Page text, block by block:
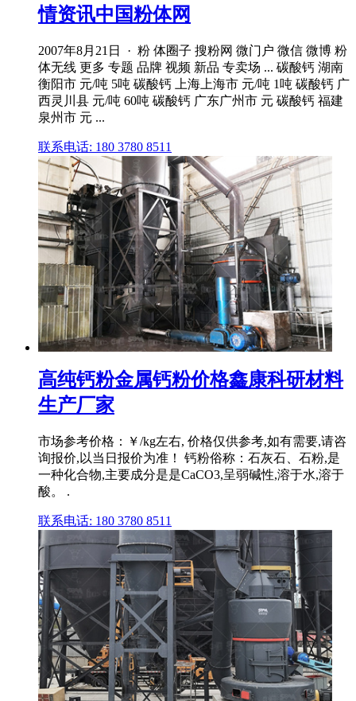
情资讯中国粉体网
2007年8月21日 · 粉 体圈子 搜粉网 微门户 微信 微博 粉
体无线 更多 专题 品牌 视频 新品 专卖场 ... 碳酸钙 湖南
衡阳市 元/吨 5吨 碳酸钙 上海上海市 元/吨 1吨 碳酸钙 广
西灵川县 元/吨 60吨 碳酸钙 广东广州市 元 碳酸钙 福建
泉州市 元 ...
联系电话: 180 3780 8511
高纯钙粉金属钙粉价格鑫康科研材料
生产厂家
市场参考价格：￥/kg左右, 价格仅供参考,如有需要,请咨
询报价,以当日报价为准！ 钙粉俗称：石灰石、石粉,是
一种化合物,主要成分是是CaCO3,呈弱碱性,溶于水,溶于
酸。 .
联系电话: 180 3780 8511